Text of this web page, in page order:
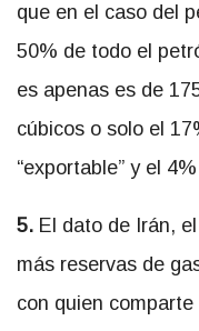
que en el caso del
50% de todo el
es apenas es de
cúbicos o solo el
“exportable” y el
5. El dato de Irán,
más reservas de
con quien